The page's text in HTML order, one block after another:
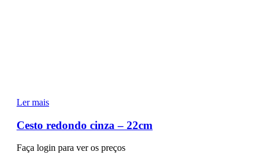
Ler mais
Cesto redondo cinza – 22cm
Faça login para ver os preços